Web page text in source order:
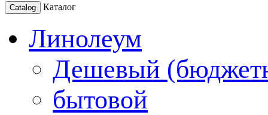
Catalog Каталог
Линолеум
Дешевый
бытовой